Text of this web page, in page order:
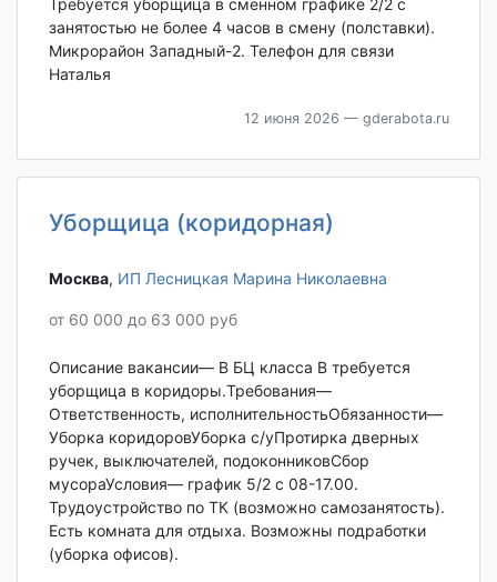
занятостью не более 4 часов в смену (полставки).
Микрорайон Западный-2. Телефон для связи
Наталья
12 июня 2026 — gderabota.ru
Уборщица (коридорная)
Москва‎, ИП Лесницкая Марина Николаевна
от 60 000 до 63 000 руб
Описание вакансии— В БЦ класса В требуется
уборщица в коридоры.Требования—
Ответственность, исполнительностьОбязанности—
Уборка коридоровУборка с/уПротирка дверных
ручек, выключателей, подоконниковСбор
мусораУсловия— график 5/2 с 08-17.00.
Трудоустройство по ТК (возможно самозанятость).
Есть комната для отдыха. Возможны подработки
(уборка офисов).